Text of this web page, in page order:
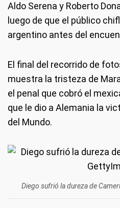
Aldo Serena y Roberto
luego de que el público
argentino antes del
El final del recorrido de
muestra la tristeza de
el penal que cobró el
que le dio a Alemania la
del Mundo.
Diego sufrió la dureza de